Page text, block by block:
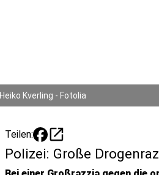
Heiko Kverling - Fotolia
Teilen: open_in_new
Polizei: Große